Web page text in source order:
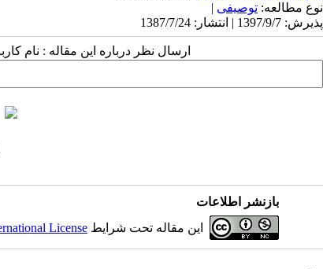
نوع مطالعه: توصیفی |
پذیرش: 1397/9/7 | انتشار: 1387/7/24
ارسال نظر درباره این مقاله : نام
بازنشر اطلاعات
این مقاله تحت شرایط License